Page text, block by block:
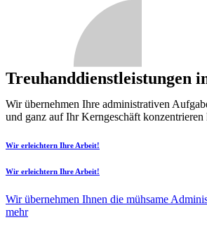
Treuhanddienstleistungen
Wir übernehmen Ihre administrativen
und ganz auf Ihr Kerngeschäft konzentrieren
Wir erleichtern Ihre Arbeit!
Wir erleichtern Ihre Arbeit!
Wir übernehmen Ihnen die mühsame
mehr